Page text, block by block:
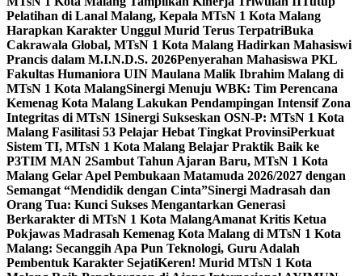
Pelatihan di Lanal Malang, Kepala MTsN 1 Kota Malang
Harapkan Karakter Unggul Murid Terus TerpatriBuka
Cakrawala Global, MTsN 1 Kota Malang Hadirkan Mahasiswi
Prancis dalam M.I.N.D.S. 2026Penyerahan Mahasiswa PKL
Fakultas Humaniora UIN Maulana Malik Ibrahim Malang di
MTsN 1 Kota MalangSinergi Menuju WBK: Tim Perencana
Kemenag Kota Malang Lakukan Pendampingan Intensif Zona
Integritas di MTsN 1Sinergi Sukseskan OSN-P: MTsN 1 Kota
Malang Fasilitasi 53 Pelajar Hebat Tingkat ProvinsiPerkuat
Sistem TI, MTsN 1 Kota Malang Belajar Praktik Baik ke
P3TIM MAN 2Sambut Tahun Ajaran Baru, MTsN 1 Kota
Malang Gelar Apel Pembukaan Matamuda 2026/2027 dengan
Semangat “Mendidik dengan Cinta”Sinergi Madrasah dan
Orang Tua: Kunci Sukses Mengantarkan Generasi
Berkarakter di MTsN 1 Kota MalangAmanat Kritis Ketua
Pokjawas Madrasah Kemenag Kota Malang di MTsN 1 Kota
Malang: Secanggih Apa Pun Teknologi, Guru Adalah
Pembentuk Karakter SejatiKeren! Murid MTsN 1 Kota